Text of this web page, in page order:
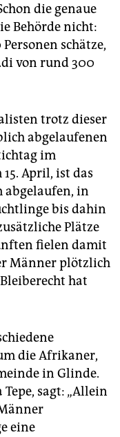
die genaue
Behörde nicht:
schätze,
von rund 300
trotz dieser
abgelaufenen
im
April, ist das
abgelaufen, in
bis dahin
Plätze
fielen damit
Männer plötzlich
hat
die Afrikaner,
in Glinde.
sagt: „Allein
eine